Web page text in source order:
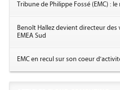
Tribune de Philippe Fossé (EMC) :
Benoît Hallez devient directeur des
EMEA Sud
EMC en recul sur son coeur